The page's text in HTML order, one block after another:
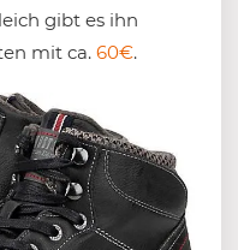
gibt es ihn
mit ca. 60€.